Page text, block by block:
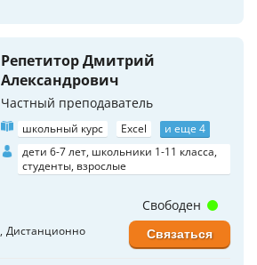
Репетитор Дмитрий
Александрович
Частный преподаватель
школьный курс Excel
и еще 4
дети 6-7 лет, школьники 1-11 класса,
студенты, взрослые
Дистанционно
Свободен
Связаться